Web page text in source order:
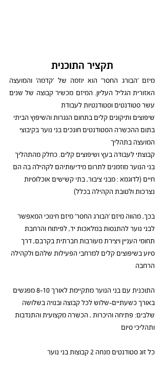
תקציר התוכנית
עשר סטודנטים וסטודנטיות לעבודת
שיפוצים ותיקונים קלים בתחום הנגרות והשיפוץ הביתי
בתום ההכשרה הסטודנטים חונכים בני נוער בקיבוצי
המועצה בתהליך
קבוצתי לעבודה בעץ ושיפוצים קלים. כחלק מהתהליך
בני הנוער מוזמנים לתרום מידיעותיהם לקהילה בה הם
חיים (לדוגמא : מבני ציבור, בתי קשישים אוכלוסיות
נצרכות ולטובת הקהילה בכלל)
בכך, מהווה מיזם 'הבורג החסר' מיזם חינוכי המאפשר
לבני נוער להתנסות במלאכות יד, לפיתוח והרחבת
תחומי העניין ויצירת מעורבות חברתית בקרבם, דרך
סיוע בשיפוצים קלים למרחבי הפעילות שלהם ולקהילה
הרחבה
התוכנית עם בני הנוער מתקיימת לאורך 8-10 מפגשים
באורך כשעתיים-שלוש לכל קבוצה ובנויה בשלושה
שלבים: פתיחה והיכרות , הכשרה מקצועית והתנדבות
ותהליכי סיום
כל זוג סטודנטים מנחה 2 קבוצות בני נוער